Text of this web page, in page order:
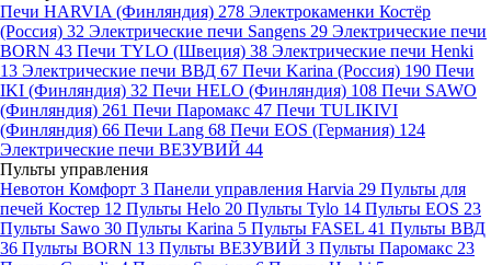
Печи HARVIA (Финляндия) 278 Электрокаменки Костёр
(Россия) 32 Электрические печи Sangens 29 Электрические печи
BORN 43 Печи TYLO (Швеция) 38 Электрические печи Henki
13 Электрические печи ВВД 67 Печи Karina (Россия) 190 Печи
IKI (Финляндия) 32 Печи HELO (Финляндия) 108 Печи SAWO
(Финляндия) 261 Печи Паромакс 47 Печи TULIKIVI
(Финляндия) 66 Печи Lang 68 Печи EOS (Германия) 124
Электрические печи ВЕЗУВИЙ 44
Пульты управления
Невотон Комфорт 3 Панели управления Harvia 29 Пульты для
печей Костер 12 Пульты Helo 20 Пульты Tylo 14 Пульты EOS 23
Пульты Sawo 30 Пульты Karina 5 Пульты FASEL 41 Пульты ВВД
36 Пульты BORN 13 Пульты ВЕЗУВИЙ 3 Пульты Паромакс 23